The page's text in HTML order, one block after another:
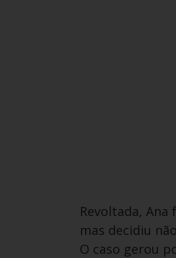
Revoltada,
mas decidiu
O caso gerou